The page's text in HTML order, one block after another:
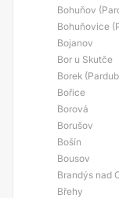
Bohuňov
Bohuňovice
Bojanov
Bor u Skutče
Borek
Bořice
Borová
Borušov
Bošín
Bousov
Brandýs nad
Břehy